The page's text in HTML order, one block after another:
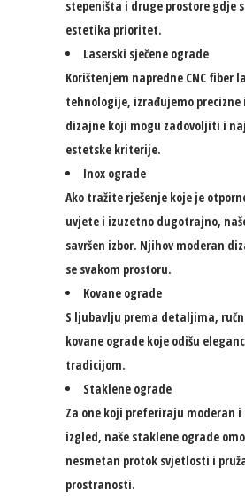
stepeništa i druge prostore gdje
estetika prioritet.
Laserski sječene ograde
Korištenjem napredne CNC fiber
tehnologije, izrađujemo
dizajne koji mogu zadovoljiti i
estetske kriterije.
Inox ograde
Ako tražite rješenje koje je
uvjete i izuzetno dugotrajno,
savršen izbor. Njihov moderan
se svakom prostoru.
Kovane ograde
S ljubavlju prema detaljima,
kovane ograde koje odišu
tradicijom.
Staklene ograde
Za one koji preferiraju moderan
izgled, naše staklene ograde
nesmetan protok svjetlosti i
prostranosti.